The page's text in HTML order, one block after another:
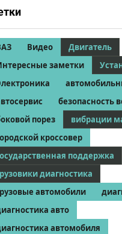
Видео
Двигатель
заметки
безопасность
порез
вибрации
кроссовер
поддержка
диагностика
автомобили
авто
автомобиля